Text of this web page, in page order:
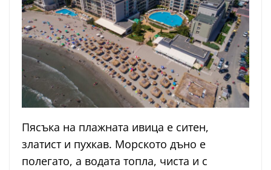
Пясъка на плажната ивица е ситен,
златист и пухкав. Морското дъно е
полегато, а водата топла, чиста и с